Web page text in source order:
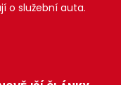
o služební auta.